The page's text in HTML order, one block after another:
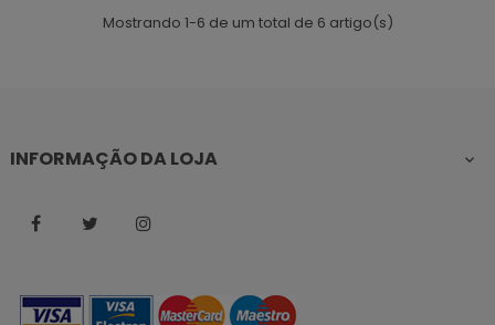
Mostrando 1-6 de um total de 6 artigo(s)
INFORMAÇÃO DA LOJA 
FacebookTwitter